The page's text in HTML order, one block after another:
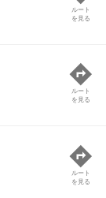
ルート
を見る
ルート
を見る
ルート
を見る